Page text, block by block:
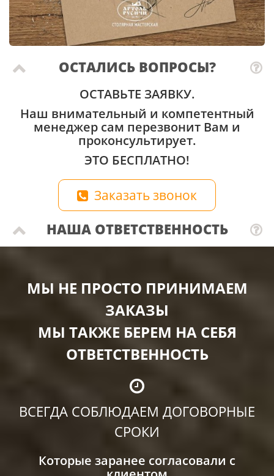
ОСТАЛИСЬ ВОПРОСЫ?
ОСТАВЬТЕ ЗАЯВКУ.
Наш внимательный и компетентный
менеджер сам перезвонит Вам и
проконсультирует.
ЭТО БЕСПЛАТНО!
Заказать звонок
НАША ОТВЕТСТВЕННОСТЬ
МЫ НЕ ПРОСТО ПРИНИМАЕМ
ЗАКАЗЫ
МЫ ТАКЖЕ БЕРЕМ НА СЕБЯ
ОТВЕТСТВЕННОСТЬ
ВСЕГДА СОБЛЮДАЕМ ДОГОВОРНЫЕ
СРОКИ
Которые заранее согласовали с